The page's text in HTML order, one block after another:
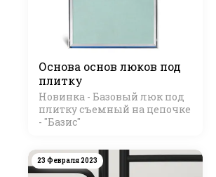
Основа основ люков под
плитку
Новинка - Базовый люк под
плитку съемный на цепочке
- "Базис"
23 Февраля 2023